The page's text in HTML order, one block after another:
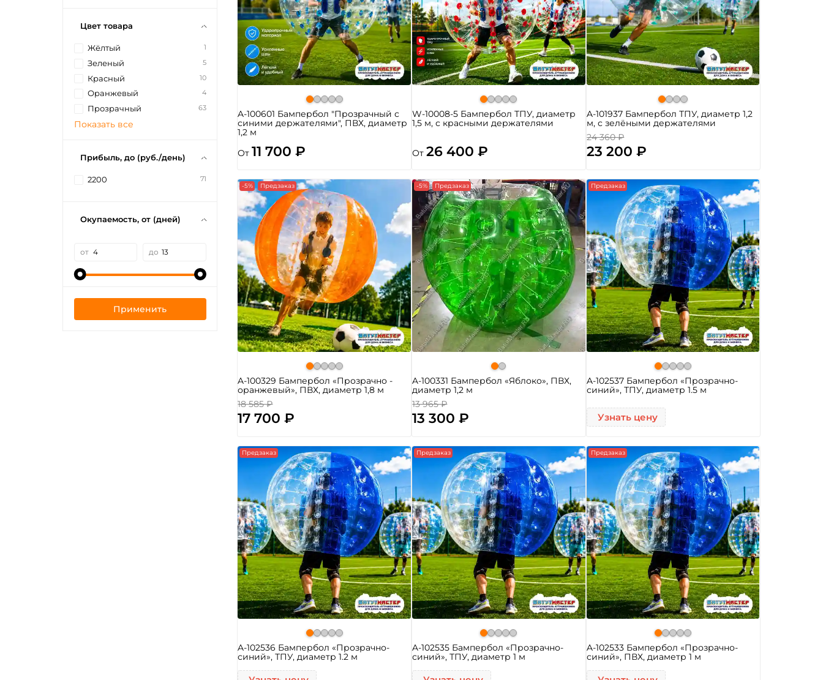
A-100601 Бампербол "Прозрачный с
синими держателями", ПВХ, диаметр
1,2 м
От 11 700 ₽
W-10008-5 Бампербол ТПУ, диаметр
1,5 м, с красными держателями
От 26 400 ₽
A-101937 Бампербол ТПУ, диаметр 1,2
м, с зелёными держателями
24 360 ₽
23 200 ₽
-5% Предзаказ
A-100329 Бампербол «Прозрачно -
оранжевый», ПВХ, диаметр 1,8 м
18 585 ₽
17 700 ₽
-5% Предзаказ
A-100331 Бампербол «Яблоко», ПВХ,
диаметр 1,2 м
13 965 ₽
13 300 ₽
Предзаказ
A-102537 Бампербол «Прозрачно-
синий», ТПУ, диаметр 1.5 м
Узнать цену
Предзаказ
A-102536 Бампербол «Прозрачно-
синий», ТПУ, диаметр 1.2 м
Предзаказ
A-102535 Бампербол «Прозрачно-
синий», ТПУ, диаметр 1 м
Предзаказ
A-102533 Бампербол «Прозрачно-
синий», ПВХ, диаметр 1 м
Цвет товара
Жёлтый 1
Зеленый 5
Красный 10
Оранжевый 4
Прозрачный 63
Показать все
Прибыль, до (руб./день)
2200 71
Окупаемость, от (дней)
от до
Применить